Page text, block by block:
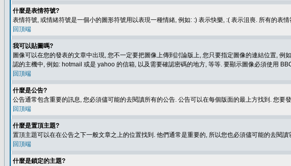
什麼是表情符號?
表情符號, 或情緒符號是一個小的圖形符號用以表現一種情緒, 例如: :) 表示快樂, :( 表示沮喪. 所有的
回頂端
我可以貼圖嗎?
圖像可以在您的發表的文章中出現, 您不一定要把圖像上傳到討論版上, 您只要指定圖像的連結位置,
認的主機中, 例如: hotmail 或是 yahoo 的信箱, 以及需要確認密碼的地方, 等等. 要顯示圖像必須使用
回頂端
什麼是公告?
公告通常包含重要的訊息, 您必須儘可能的去閱讀所有的公告. 公告可以在每個版面的最上方找到. 您要
回頂端
什麼是置頂主題?
置頂主題可以在在公告之下一般文章之上的位置找到. 他們通常是重要的, 所以您也必須儘可能的去閱
回頂端
什麼是鎖定的主題?